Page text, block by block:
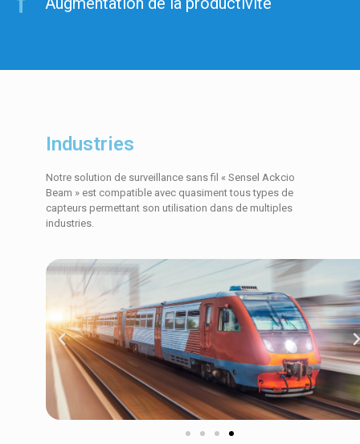
Industries
Notre solution de surveillance sans fil « Sensel Ackcio
Beam » est compatible avec quasiment tous types de
capteurs permettant son utilisation dans de multiples
industries.